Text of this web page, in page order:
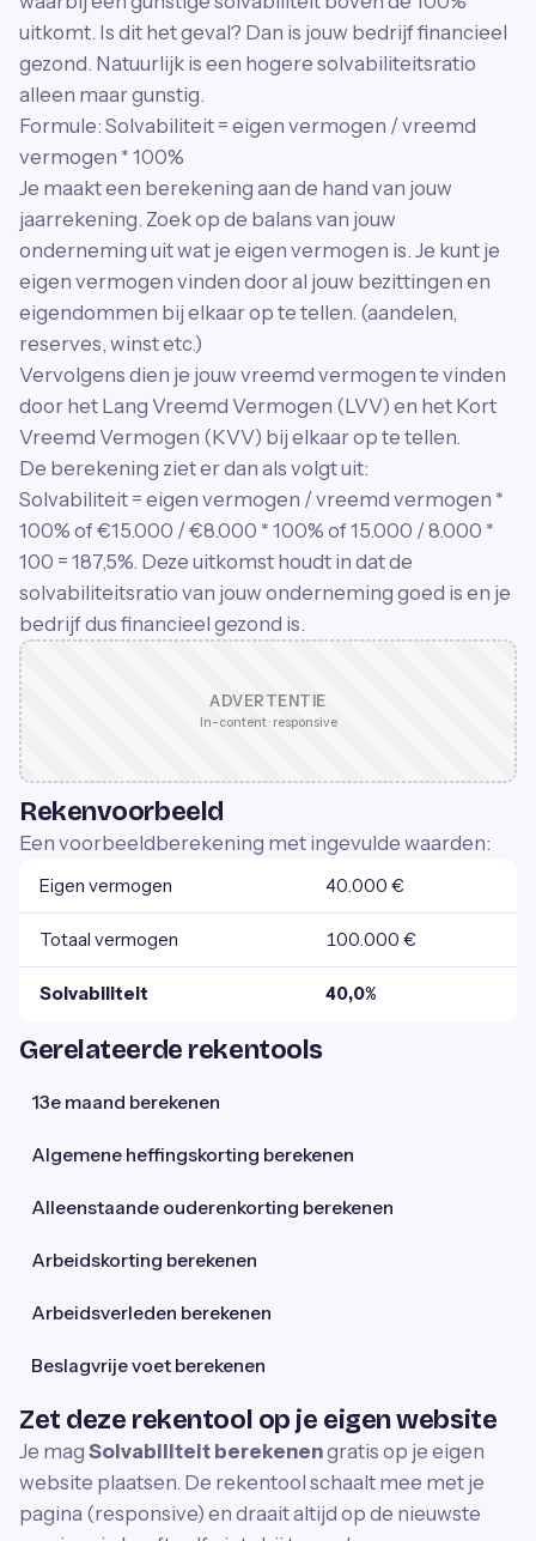
uitkomt. Is dit het geval? Dan is jouw bedrijf financieel
gezond. Natuurlijk is een hogere solvabiliteitsratio
alleen maar gunstig.
Formule: Solvabiliteit = eigen vermogen / vreemd
vermogen * 100%
Je maakt een berekening aan de hand van jouw
jaarrekening. Zoek op de balans van jouw
onderneming uit wat je eigen vermogen is. Je kunt je
eigen vermogen vinden door al jouw bezittingen en
eigendommen bij elkaar op te tellen. (aandelen,
reserves, winst etc.)
Vervolgens dien je jouw vreemd vermogen te vinden
door het Lang Vreemd Vermogen (LVV) en het Kort
Vreemd Vermogen (KVV) bij elkaar op te tellen.
De berekening ziet er dan als volgt uit:
Solvabiliteit = eigen vermogen / vreemd vermogen *
100% of €15.000 / €8.000 * 100% of 15.000 / 8.000 *
100 = 187,5%. Deze uitkomst houdt in dat de
solvabiliteitsratio van jouw onderneming goed is en je
bedrijf dus financieel gezond is.
ADVERTENTIE
In-content · responsive
Rekenvoorbeeld
Een voorbeeldberekening met ingevulde waarden:
Eigen vermogen 40.000 €
Totaal vermogen 100.000 €
Solvabiliteit 40,0%
Gerelateerde rekentools
13e maand berekenen
Algemene heffingskorting berekenen
Alleenstaande ouderenkorting berekenen
Arbeidskorting berekenen
Arbeidsverleden berekenen
Beslagvrije voet berekenen
Zet deze rekentool op je eigen website
Je mag Solvabiliteit berekenengratis op je eigen
website plaatsen. De rekentool schaalt mee met je
pagina (responsive) en draait altijd op de nieuwste